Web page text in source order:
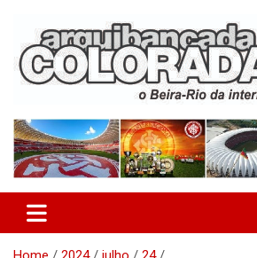
content
Arquibancada